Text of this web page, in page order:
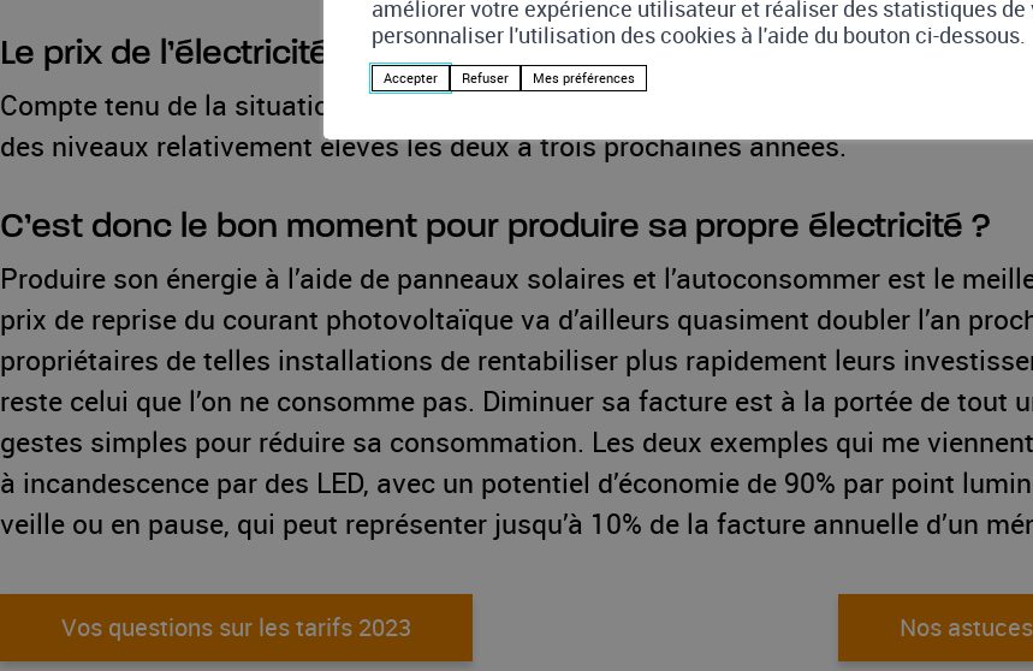
Le prix de l’électricité va-til continuer d’augmenter ?
Compte tenu de la situation actuelle, il est difficile de se prononcer, mais
des niveaux relativement élevés les deux à trois prochaines années.
C’est donc le bon moment pour produire sa propre électricité ?
Produire son énergie à l’aide de panneaux solaires et l’autoconsommer est le
prix de reprise du courant photovoltaïque va d’ailleurs quasiment doubler l’an
propriétaires de telles installations de rentabiliser plus rapidement leurs
reste celui que l’on ne consomme pas. Diminuer sa facture est à la portée de tout
gestes simples pour réduire sa consommation. Les deux exemples qui me
à incandescence par des LED, avec un potentiel d’économie de 90% par point
veille ou en pause, qui peut représenter jusqu’à 10% de la facture annuelle d’un
Vos questions sur les tarifs 2023 Nos
améliorer votre expérience utilisateur et réaliser des statistiques de
personnaliser l'utilisation des cookies à l'aide du bouton ci-dessous.
Accepter Refuser Mes préférences